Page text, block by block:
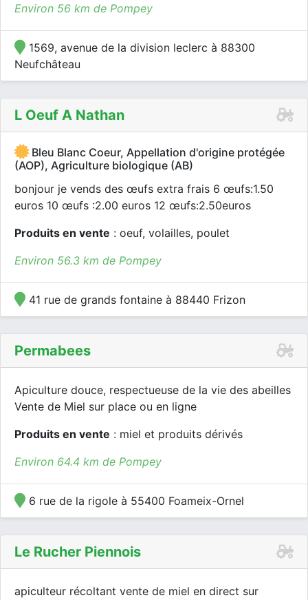
Environ 56 km de Pompey
1569, avenue de la division leclerc à 88300
Neufchâteau
L Oeuf A Nathan
Bleu Blanc Coeur, Appellation d'origine protégée
(AOP), Agriculture biologique (AB)
bonjour je vends des œufs extra frais 6 œufs:1.50
euros 10 œufs :2.00 euros 12 œufs:2.50euros
Produits en vente : oeuf, volailles, poulet
Environ 56.3 km de Pompey
41 rue de grands fontaine à 88440 Frizon
Permabees
Apiculture douce, respectueuse de la vie des abeilles
Vente de Miel sur place ou en ligne
Produits en vente : miel et produits dérivés
Environ 64.4 km de Pompey
6 rue de la rigole à 55400 Foameix-Ornel
Le Rucher Piennois
apiculteur récoltant vente de miel en direct sur